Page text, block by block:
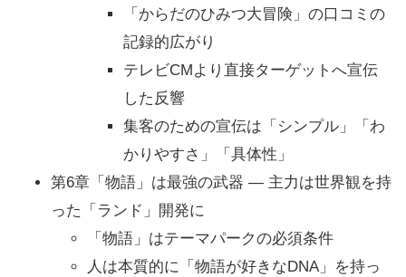
「からだのひみつ大冒険」の口コミの
記録的広がり
テレビCMより直接ターゲットへ宣伝
した反響
集客のための宣伝は「シンプル」「わ
かりやすさ」「具体性」
第6章「物語」は最強の武器 ― 主力は世界観を持
った「ランド」開発に
「物語」はテーマパークの必須条件
人は本質的に「物語が好きなDNA」を持っ